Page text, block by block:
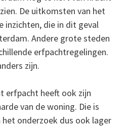
De uitkomsten van het
inzichten, die in dit geval
Andere grote steden
erfpachtregelingen.
zijn.
erfpacht heeft ook zijn
van de woning. Die is
onderzoek dus ook lager